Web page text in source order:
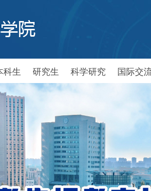
科生 研究生 科学研究 国际交